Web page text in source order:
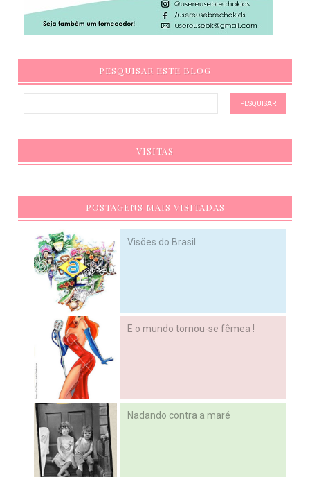
PESQUISAR ESTE BLOG
VISITAS
POSTAGENS MAIS VISITADAS
Visões do Brasil
E o mundo tornou-se fêmea !
Nadando contra a maré